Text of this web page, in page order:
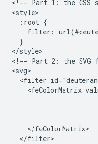
<!-- Part 1: the
<style>
  :root {
filter:
  }
</style>
<!-- Part 2: the
<svg>
<filter
<feColorMatrix
    </feColorMatrix>
  </filter>